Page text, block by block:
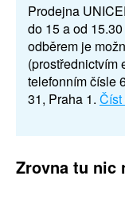
Prodejna
do 15 a od
odběrem je
(prostřednictvím
telefonním čísle
31, Praha 1.
Zrovna tu nic